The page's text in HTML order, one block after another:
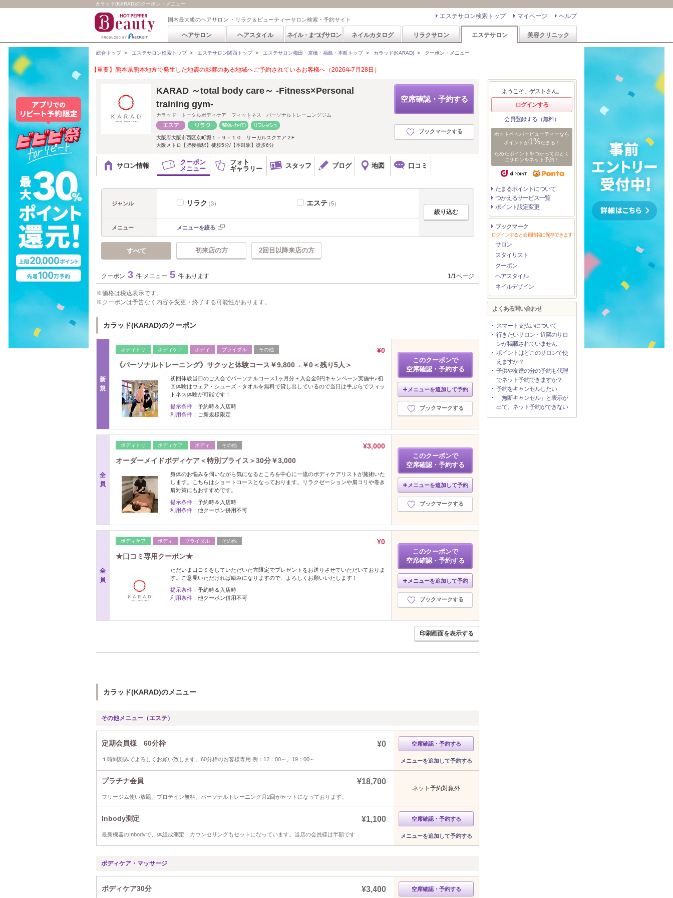
カラッド(KARAD)のクーポン・メニュー
国内最大級のヘアサロン ・リラク＆ビューティーサロン検索・予約サイト ヘルプ
マイページ
エステサロン検索トップ
ヘアサロン ヘアスタイル ネイル・まつげサロン ネイルカタログ リラクサロン エステサロン 美容クリニック
総合トップ> エステサロン検索トップ> エステサロン関西トップ> エステサロン梅田・京橋・福島・本町トップ> カラッド(KARAD) > クーポン・メニュー
【重要】熊本県熊本地方で発生した地震の影響のある地域へご予約されているお客様へ（2026年7月28日）
空席確認・予約する
ブックマークする
KARAD ～total body care～ -Fitness×Personal
training gym-
カラッド トータルボディケア フィットネス パーソナルトレーニングジム
大阪府大阪市西区京町堀１－９－１０ リーガルスクエア２F
大阪メトロ【肥後橋駅】徒歩5分/【本町駅】徒歩6分
サロン情報
クーポン
メニュー
フォト
ギャラリー
スタッフ ブログ 地図 口コミ
ジャンル リラク（3） エステ（5）
メニュー メニューを絞る
すべて 初来店の方 2回目以降来店の方
クーポン 3 件 メニュー 5 件 あります 1/1ページ
価格は税込表示です。
クーポンは予告なく内容を変更・終了する可能性があります。
カラッド(KARAD)のクーポン
新
規
ボディトリ ボディケア ボディ ブライダル その他
¥0
《パーソナルトレーニング》サクッと体験コース￥9,800→￥0＜残り5人＞
初回体験当日のご入会でパーソナルコース1ヶ月分＋入会金0円キャンペーン実施中♪初
回体験はウェア・シューズ・タオルを無料で貸し出しているので当日は手ぶらでフィッ
トネス体験が可能です！
提示条件： 予約時＆入店時
利用条件： ご新規様限定
このクーポンで
空席確認・予約する
メニューを追加して予約
ブックマークする
全
員
ボディトリ ボディケア ボディ その他
¥3,000
オーダーメイドボディケア＜特別プライス＞30分￥3,000
身体のお悩みを伺いながら気になるところを中心に一流のボディケアリストが施術いた
します。こちらはショートコースとなっております。リラクゼーションや肩コリや巻き
肩対策にもおすすめです。
提示条件： 予約時＆入店時
利用条件： 他クーポン併用不可
このクーポンで
空席確認・予約する
メニューを追加して予約
ブックマークする
全
員
ボディケア ボディ ブライダル その他
¥0
★口コミ専用クーポン★
ただいま口コミをしていただいた方限定でプレゼントをお送りさせていただいておりま
す。ご意見いただければ励みになりますので、よろしくお願いいたします！
提示条件： 予約時＆入店時
利用条件： 他クーポン併用不可
このクーポンで
空席確認・予約する
メニューを追加して予約
ブックマークする
印刷画面を表示する
カラッド(KARAD)のメニュー
その他メニュー（エステ）
定期会員様 60分枠 ¥0
１時間刻みでよろしくお願い致します。60分枠のお客様専用 例：12：00～、19：00～
空席確認・予約する
メニューを追加して予約する
プラチナ会員 ¥18,700
フリージム使い放題、プロテイン無料、パーソナルトレーニング月2回がセットになっております。
ネット予約対象外
Inbody測定 ¥1,100
最新機器のInbodyで、体組成測定！カウンセリングもセットになっています。当店の会員様は半額です
空席確認・予約する
メニューを追加して予約する
ボディケア・マッサージ
ボディケア30分 ¥3,400 空席確認・予約する
ようこそ、ゲストさん。
ログインする
会員登録する（無料）
ホットペッパービューティーなら
ポイントが1%たまる！
ためたポイントをつかっておとく
にサロンをネット予約！
たまるポイントについて
つかえるサービス一覧
ポイント設定変更
ブックマーク
ログインすると会員情報に保存できます
サロン
スタイリスト
クーポン
ヘアスタイル
ネイルデザイン
よくある問い合わせ
スマート支払いについて
行きたいサロン・近隣のサロ
ンが掲載されていません
ポイントはどこのサロンで使
えますか？
子供や友達の分の予約も代理
でネット予約できますか？
予約をキャンセルしたい
「無断キャンセル」と表示が
出て、ネット予約ができない